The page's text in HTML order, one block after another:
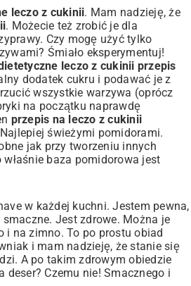
leczo z cukinii. Mam nadzieję, że
. Możecie też zrobić je dla
Czy mogę użyć tylko
Śmiało eksperymentuj!
leczo z cukinii przepis
dodatek cukru i podawać je z
wszystkie warzywa (oprócz
na początku naprawdę
przepis na leczo z cukinii
świeżymi pomidorami.
jak przy tworzeniu innych
właśnie baza pomidorowa jest
w każdej kuchni. Jestem pewna,
Jest zdrowe. Można je
i na zimno. To po prostu obiad
i mam nadzieję, że stanie się
A po takim zdrowym obiedzie
deser? Czemu nie! Smacznego i